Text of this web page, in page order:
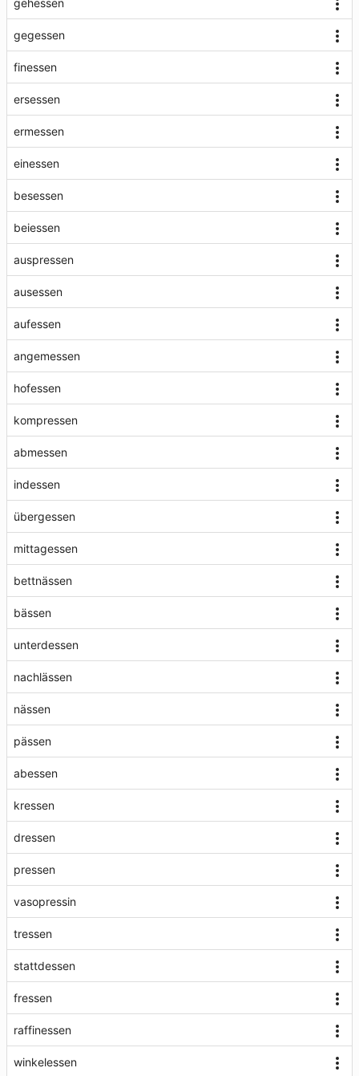
gehessen
gegessen
finessen
ersessen
ermessen
einessen
besessen
beiessen
auspressen
ausessen
aufessen
angemessen
hofessen
kompressen
abmessen
indessen
übergessen
mittagessen
bettnässen
bässen
unterdessen
nachlässen
nässen
pässen
abessen
kressen
dressen
pressen
vasopressin
tressen
stattdessen
fressen
raffinessen
winkelessen